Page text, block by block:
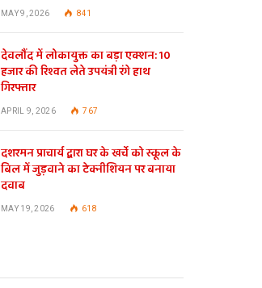
MAY 9, 2026 841
देवलौंद में लोकायुक्त का बड़ा एक्शन: 10
हजार की रिश्वत लेते उपयंत्री रंगे हाथ
गिरफ्तार
APRIL 9, 2026 767
दशरमन प्राचार्य द्वारा घर के खर्चे को स्कूल के
बिल में जुड़वाने का टेक्नीशियन पर बनाया
दवाब
MAY 19, 2026 618